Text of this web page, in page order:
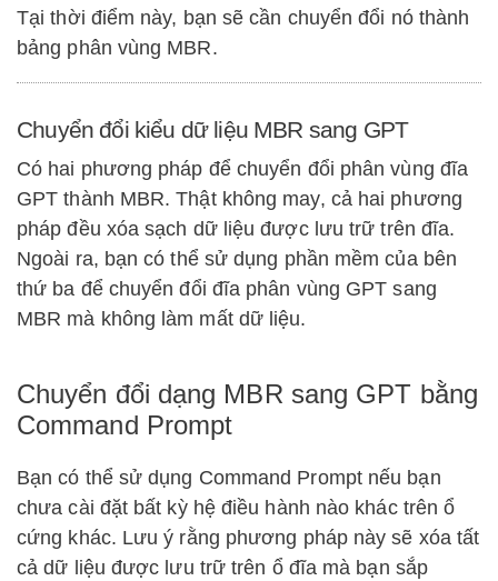
Tại thời điểm này, bạn sẽ cần chuyển đổi nó thành
bảng phân vùng MBR.
Chuyển đổi kiểu dữ liệu MBR sang GPT
Có hai phương pháp để chuyển đổi phân vùng đĩa
GPT thành MBR. Thật không may, cả hai phương
pháp đều xóa sạch dữ liệu được lưu trữ trên đĩa.
Ngoài ra, bạn có thể sử dụng phần mềm của bên
thứ ba để chuyển đổi đĩa phân vùng GPT sang
MBR mà không làm mất dữ liệu.
Chuyển đổi dạng MBR sang GPT bằng
Command Prompt
Bạn có thể sử dụng Command Prompt nếu bạn
chưa cài đặt bất kỳ hệ điều hành nào khác trên ổ
cứng khác. Lưu ý rằng phương pháp này sẽ xóa tất
cả dữ liệu được lưu trữ trên ổ đĩa mà bạn sắp